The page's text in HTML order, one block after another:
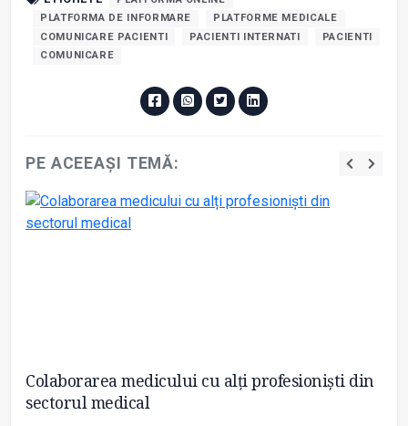
PLATFORMA DE INFORMARE
PLATFORME MEDICALE
COMUNICARE PACIENTI
PACIENTI INTERNATI
PACIENTI
COMUNICARE
PE ACEEAȘI TEMĂ:
Colaborarea medicului cu alți profesioniști din
sectorul medical